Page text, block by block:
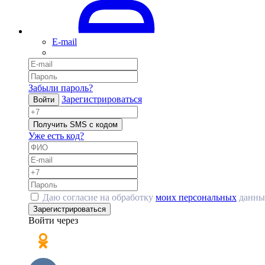
E-mail
Забыли пароль?
Войти Зарегистрироваться
Получить SMS с кодом
Уже есть код?
Даю согласие на обработку моих персональных
Зарегистрироваться
Войти через